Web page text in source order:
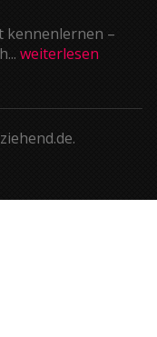
kennenlernen –
weiterlesen